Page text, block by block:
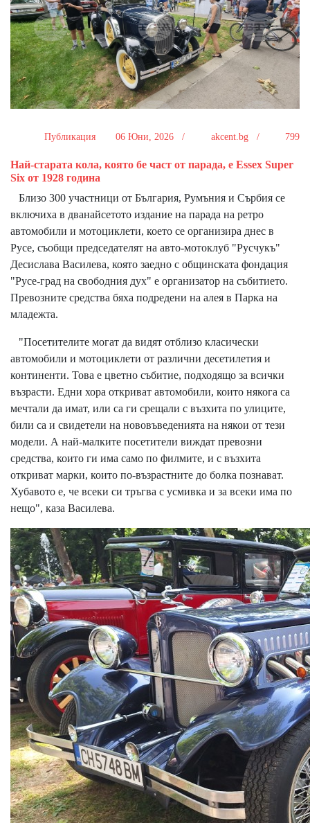
Публикация 06 Юни, 2026 / akcent.bg / 799
Най-старата кола, която бе част от парада, е Essex Super
Six от 1928 година
Близо 300 участници от България, Румъния и Сърбия се
включиха в дванайсетото издание на парада на ретро
автомобили и мотоциклети, което се организира днес в
Русе, съобщи председателят на авто-мотоклуб "Русчукъ"
Десислава Василева, която заедно с общинската фондация
"Русе-град на свободния дух" е организатор на събитието.
Превозните средства бяха подредени на алея в Парка на
младежта.
"Посетителите могат да видят отблизо класически
автомобили и мотоциклети от различни десетилетия и
континенти. Това е цветно събитие, подходящо за всички
възрасти. Едни хора откриват автомобили, които някога са
мечтали да имат, или са ги срещали с възхита по улиците,
били са и свидетели на нововъведенията на някои от тези
модели. А най-малките посетители виждат превозни
средства, които ги има само по филмите, и с възхита
откриват марки, които по-възрастните до болка познават.
Хубавото е, че всеки си тръгва с усмивка и за всеки има по
нещо", каза Василева.